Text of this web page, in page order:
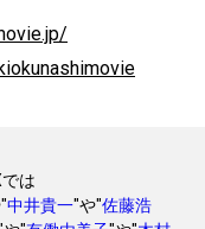
は
中井貴一"や"佐藤浩